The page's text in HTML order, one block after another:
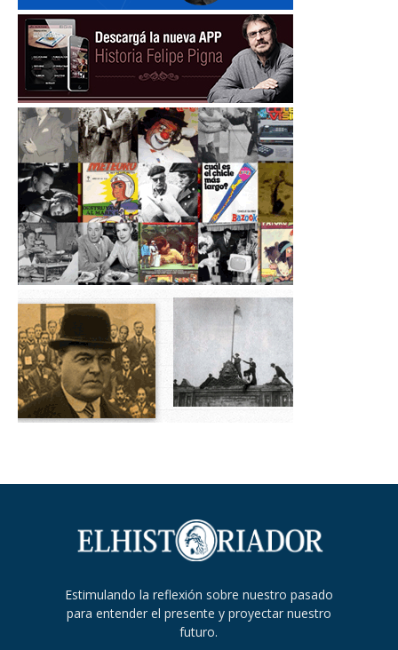
Estimulando la reflexión sobre nuestro pasado
para entender el presente y proyectar nuestro
futuro.